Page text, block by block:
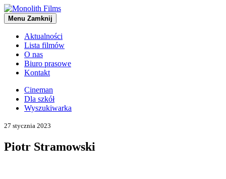
Menu Zamknij
Aktualności
Lista filmów
O nas
Biuro prasowe
Kontakt
Cineman
Dla szkół
Wyszukiwarka
27 stycznia 2023
Piotr Stramowski